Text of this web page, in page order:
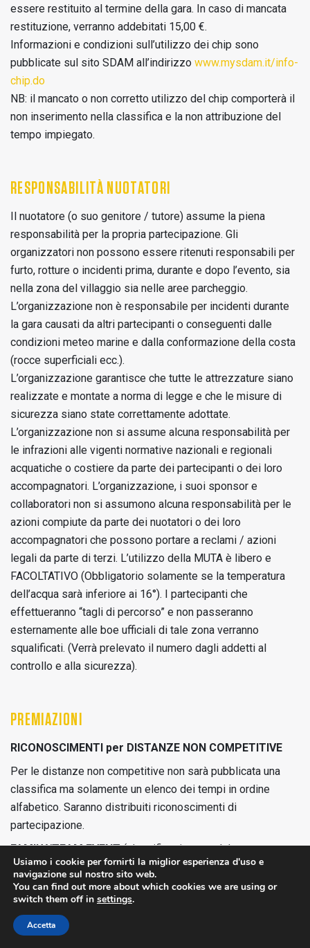
essere restituito al termine della gara. In caso di mancata
restituzione, verranno addebitati 15,00 €.
Informazioni e condizioni sull’utilizzo dei chip sono
pubblicate sul sito SDAM all’indirizzo www.mysdam.it/info-
chip.do
NB: il mancato o non corretto utilizzo del chip comporterà il
non inserimento nella classifica e la non attribuzione del
tempo impiegato.
RESPONSABILITÀ NUOTATORI
Il nuotatore (o suo genitore / tutore) assume la piena
responsabilità per la propria partecipazione. Gli
organizzatori non possono essere ritenuti responsabili per
furto, rotture o incidenti prima, durante e dopo l’evento, sia
nella zona del villaggio sia nelle aree parcheggio.
L’organizzazione non è responsabile per incidenti durante
la gara causati da altri partecipanti o conseguenti dalle
condizioni meteo marine e dalla conformazione della costa
(rocce superficiali ecc.).
L’organizzazione garantisce che tutte le attrezzature siano
realizzate e montate a norma di legge e che le misure di
sicurezza siano state correttamente adottate.
L’organizzazione non si assume alcuna responsabilità per
le infrazioni alle vigenti normative nazionali e regionali
acquatiche o costiere da parte dei partecipanti o dei loro
accompagnatori. L’organizzazione, i suoi sponsor e
collaboratori non si assumono alcuna responsabilità per le
azioni compiute da parte dei nuotatori o dei loro
accompagnatori che possono portare a reclami / azioni
legali da parte di terzi. L’utilizzo della MUTA è libero e
FACOLTATIVO (Obbligatorio solamente se la temperatura
dell’acqua sarà inferiore ai 16°). I partecipanti che
effettueranno “tagli di percorso” e non passeranno
esternamente alle boe ufficiali di tale zona verranno
squalificati. (Verrà prelevato il numero dagli addetti al
controllo e alla sicurezza).
PREMIAZIONI
RICONOSCIMENTI per DISTANZE NON COMPETITIVE
Per le distanze non competitive non sarà pubblicata una
classifica ma solamente un elenco dei tempi in ordine
alfabetico. Saranno distribuiti riconoscimenti di
partecipazione.
FAMILY/TEAM EVENT(classifica ricavata dal tempo
dell’ultimo componente del TEAM che varcherà il traguardo)
1° TEAM
2° TEAM
3° TEAM
MWM RELAY
Usiamo i cookie per fornirti la miglior esperienza d'uso e
navigazione sul nostro sito web.
You can find out more about which cookies we are using or
switch them off in settings.
Accetta